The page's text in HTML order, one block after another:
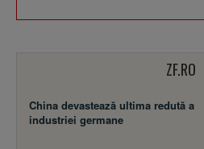
ZF.RO
China devastează ultima redută a
industriei germane